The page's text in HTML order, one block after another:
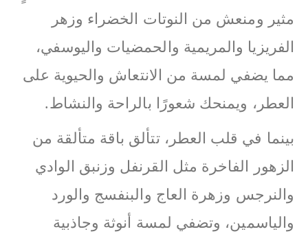
مثير ومنعش من النوتات الخضراء وزهر
الفريزيا والمريمية والحمضيات واليوسفي،
مما يضفي لمسة من الانتعاش والحيوية على
العطر، ويمنحك شعورًا بالراحة والنشاط.
بينما في قلب العطر، تتألق باقة متألقة من
الزهور الفاخرة مثل القرنفل وزنبق الوادي
والنرجس وزهرة العاج والبنفسج والورد
والياسمين، وتضفي لمسة أنوثة وجاذبية